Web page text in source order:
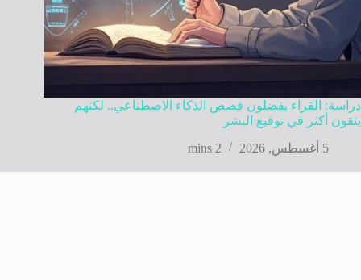
دراسة: القراء يفضلون قصص الذكاء الاصطناعي.. لكنهم
يثقون أكثر في توقيع البشر
5 أغسطس, 2026
2 mins